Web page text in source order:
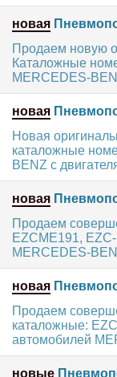
новая
Продаем новую
Каталожные
MERCEDES-
новая
Новая
каталожные
BENZ с
новая
Продаем
EZCME191,
MERCEDES-
новая
Продаем
каталожные:
автомобилей
новые